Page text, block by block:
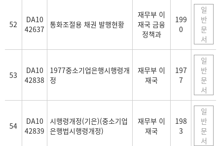
52
DA10
42637 통화조절용 채권 발행현황
재무부 이
재국 금융
정책과
199
0
일
반
문
서
53
DA10
42838
1977중소기업은행시행령개
정
재무부 이
재국
197
7
일
반
문
서
54
DA10
42839
시행령개정(기은)(중소기업
은행법시행령개정)
재무부 이
재국
198
3
일
반
문
서